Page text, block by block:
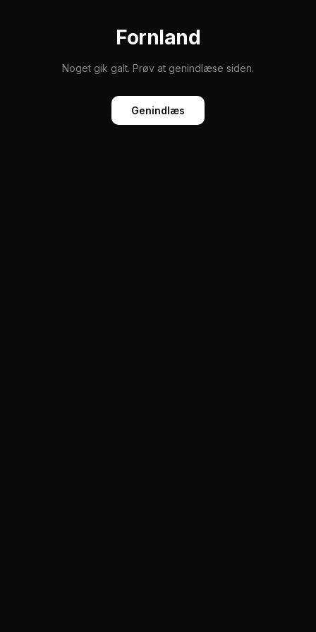
Fornland
Noget gik galt. Prøv at genindlæse siden.
Genindlæs